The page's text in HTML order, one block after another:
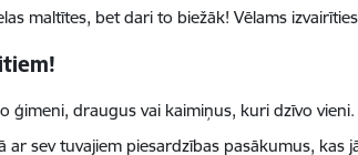
maltītes, bet dari to biežāk! Vēlams
ģimeni, draugus vai kaimiņus, kuri dzīvo
ar sev tuvajiem piesardzības pasākumus, kas